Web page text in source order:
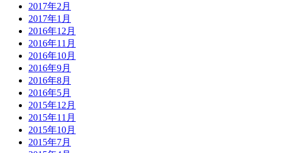
2017年2月
2017年1月
2016年12月
2016年11月
2016年10月
2016年9月
2016年8月
2016年5月
2015年12月
2015年11月
2015年10月
2015年7月